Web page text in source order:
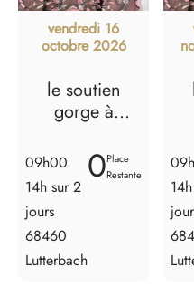
vendredi 16
octobre 2026
le soutien
gorge à
et 17 octobre
2026
09h00
14h sur 2
jours
68460
Lutterbach
0Place
Restante